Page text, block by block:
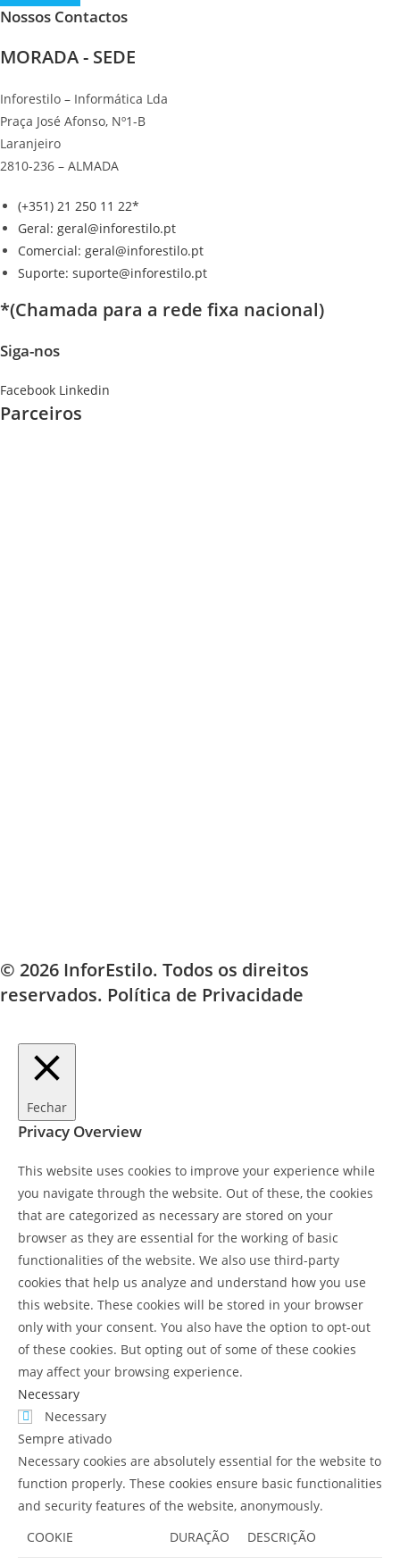
Nossos Contactos
MORADA - SEDE
Inforestilo – Informática Lda
Praça José Afonso, Nº1-B
Laranjeiro
2810-236 – ALMADA
(+351) 21 250 11 22*
Geral: geral@inforestilo.pt
Comercial: geral@inforestilo.pt
Suporte: suporte@inforestilo.pt
*(Chamada para a rede fixa nacional)
Siga-nos
Facebook Linkedin
Parceiros
© 2026 InforEstilo. Todos os direitos
reservados. Política de Privacidade
Fechar
Privacy Overview
This website uses cookies to improve your experience while
you navigate through the website. Out of these, the cookies
that are categorized as necessary are stored on your
browser as they are essential for the working of basic
functionalities of the website. We also use third-party
cookies that help us analyze and understand how you use
this website. These cookies will be stored in your browser
only with your consent. You also have the option to opt-out
of these cookies. But opting out of some of these cookies
may affect your browsing experience.
Necessary
Necessary
Sempre ativado
Necessary cookies are absolutely essential for the website to
function properly. These cookies ensure basic functionalities
and security features of the website, anonymously.
COOKIE
DURAÇÃO DESCRIÇÃO